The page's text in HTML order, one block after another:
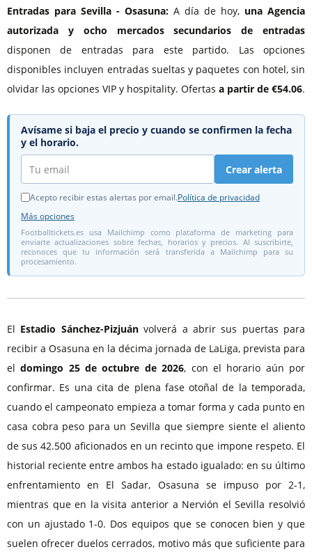
Entradas para Sevilla - Osasuna: A día de hoy, una Agencia
autorizada y ocho mercados secundarios de entradas
disponen de entradas para este partido. Las opciones
disponibles incluyen entradas sueltas y paquetes con hotel, sin
olvidar las opciones VIP y hospitality. Ofertas a partir de €54.06.
Avísame si baja el precio y cuando se confirmen la fecha
y el horario.
Crear alerta
Acepto recibir estas alertas por email.Política de privacidad
Más opciones
Footballtickets.es usa Mailchimp como plataforma de marketing para
enviarte actualizaciones sobre fechas, horarios y precios. Al suscribirte,
reconoces que tu información será transferida a Mailchimp para su
procesamiento.
El Estadio Sánchez-Pizjuánvolverá a abrir sus puertas para
recibir a Osasuna en la décima jornada de LaLiga, prevista para
eldomingo 25 de octubre de 2026, con el horario aún por
confirmar. Es una cita de plena fase otoñal de la temporada,
cuando el campeonato empieza a tomar forma y cada punto en
casa cobra peso para un Sevilla que siempre siente el aliento
de sus 42.500 aficionados en un recinto que impone respeto. El
historial reciente entre ambos ha estado igualado: en su último
enfrentamiento en El Sadar, Osasuna se impuso por 2-1,
mientras que en la visita anterior a Nervión el Sevilla resolvió
con un ajustado 1-0. Dos equipos que se conocen bien y que
suelen ofrecer duelos cerrados, motivo más que suficiente para